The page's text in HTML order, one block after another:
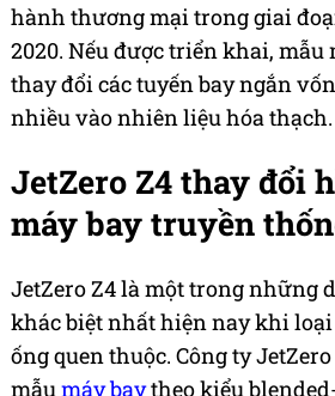
hành thương mại trong giai
2020. Nếu được triển khai, mẫu
thay đổi các tuyến bay ngắn
nhiều vào nhiên liệu hóa thạch.
JetZero Z4 thay đổi
máy bay truyền
JetZero Z4 là một trong những
khác biệt nhất hiện nay khi
ống quen thuộc. Công ty
mẫu máy baytheo kiểu